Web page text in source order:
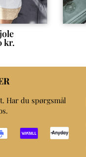
kr.
Har du spørgsmål